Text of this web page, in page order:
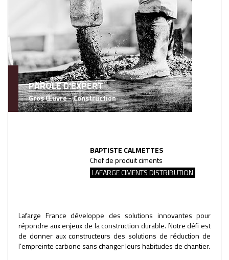
PAROLE D'EXPERT
Gros Œuvre - Construction
BAPTISTE CALMETTES
Chef de produit ciments
LAFARGE CIMENTS DISTRIBUTION
Lafarge France développe des solutions innovantes pour
répondre aux enjeux de la construction durable. Notre défi est
de donner aux constructeurs des solutions de réduction de
l’empreinte carbone sans changer leurs habitudes de chantier.